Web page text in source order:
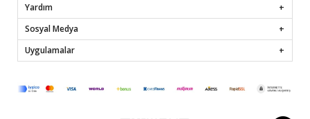
Yardım
Sosyal Medya
Uygulamalar